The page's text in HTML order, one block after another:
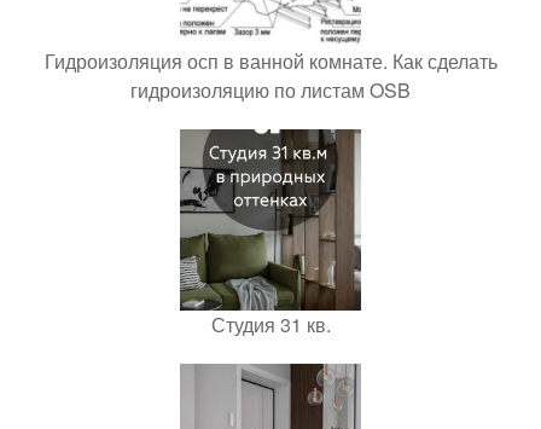
Гидроизоляция осп в ванной комнате. Как сделать
гидроизоляцию по листам OSB
Студия 31 кв.